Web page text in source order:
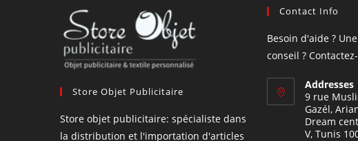
Store Objet Publicitaire
Store objet publicitaire: spécialiste dans
la distribution et l'importation d'articles
Contact Info
Besoin d'aide ?
conseil ?
Addresses
9 rue
Gazél,
Dream
V, Tunis